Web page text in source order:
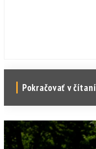
Pokračovať v čítaní